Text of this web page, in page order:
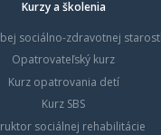
Kurzy a školenia
sociálno-zdravotnej
Opatrovateľský kurz
Kurz opatrovania detí
Kurz SBS
sociálnej rehabilitácie